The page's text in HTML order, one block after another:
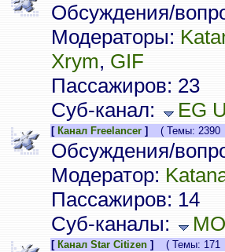
Обсуждения/
Модераторы:
Xrym, GIF
Пассажиров: 23
Суб-канал:
EG
[ Канал Freelancer ] ( Темы: 2390
Обсуждения/
Модератор:
Пассажиров: 14
Суб-каналы:
[ Канал Star Citizen ] ( Темы: 171